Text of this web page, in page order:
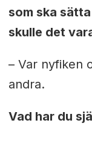
som ska
skulle det
– Var nyfiken
andra.
Vad har du